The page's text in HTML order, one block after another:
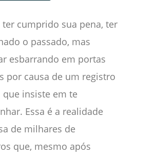
ter cumprido sua pena, ter
o passado, mas
esbarrando em portas
por causa de um registro
insiste em te
Essa é a realidade
de milhares de
que, mesmo após